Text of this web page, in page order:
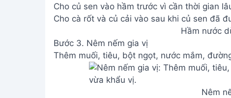
Cho củ sen vào hầm trước vì cần thời gian
Cho cà rốt và củ cải vào sau khi củ sen đã
Hầm nước
Bước 3. Nêm nếm gia vị
Thêm muối, tiêu, bột ngọt, nước mắm,
Nêm